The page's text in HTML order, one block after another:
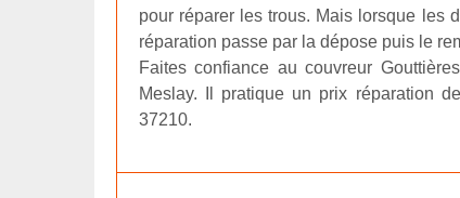
pour réparer les trous. Mais lorsque les
réparation passe par la dépose puis le
Faites confiance au couvreur
Meslay. Il pratique un prix réparation
37210.